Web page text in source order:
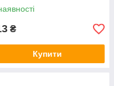
₴
Купити